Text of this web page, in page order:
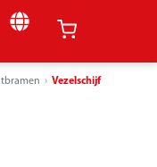
Vezelschijf